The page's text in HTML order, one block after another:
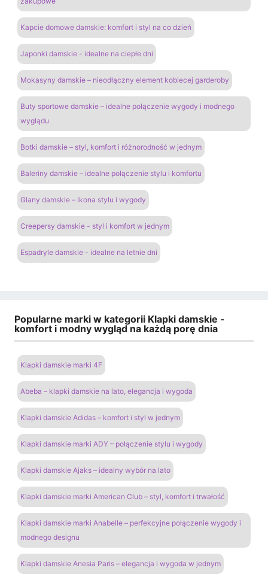
Kapcie domowe damskie: komfort i styl na co dzień
Japonki damskie - idealne na ciepłe dni
Mokasyny damskie – nieodłączny element kobiecej garderoby
Buty sportowe damskie – idealne połączenie wygody i modnego
wyglądu
Botki damskie – styl, komfort i różnorodność w jednym
Baleriny damskie – idealne połączenie stylu i komfortu
Glany damskie – ikona stylu i wygody
Creepersy damskie - styl i komfort w jednym
Espadryle damskie - idealne na letnie dni
Popularne marki w kategorii Klapki damskie -
komfort i modny wygląd na każdą porę dnia
Klapki damskie marki 4F
Abeba – klapki damskie na lato, elegancja i wygoda
Klapki damskie Adidas – komfort i styl w jednym
Klapki damskie marki ADY – połączenie stylu i wygody
Klapki damskie Ajaks – idealny wybór na lato
Klapki damskie marki American Club – styl, komfort i trwałość
Klapki damskie marki Anabelle – perfekcyjne połączenie wygody i
modnego designu
Klapki damskie Anesia Paris – elegancja i wygoda w jednym